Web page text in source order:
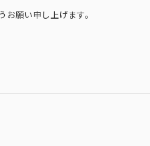
願い申し上げます。